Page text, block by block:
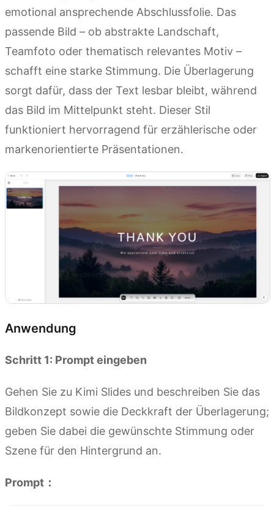
emotional ansprechende Abschlussfolie. Das
passende Bild – ob abstrakte Landschaft,
Teamfoto oder thematisch relevantes Motiv –
schafft eine starke Stimmung. Die Überlagerung
sorgt dafür, dass der Text lesbar bleibt, während
das Bild im Mittelpunkt steht. Dieser Stil
funktioniert hervorragend für erzählerische oder
markenorientierte Präsentationen.
Anwendung
Schritt 1: Prompt eingeben
Gehen Sie zu Kimi Slides und beschreiben Sie das
Bildkonzept sowie die Deckkraft der Überlagerung;
geben Sie dabei die gewünschte Stimmung oder
Szene für den Hintergrund an.
Prompt：